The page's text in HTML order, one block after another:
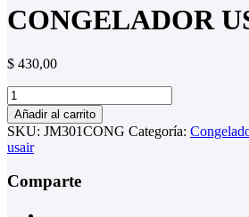
CONGELADOR
$ 430,00
CONGELADOR
USAIR
300
L
cantidad
Añadir al carrito
SKU: JM301CONG Categoría:
usair
Comparte